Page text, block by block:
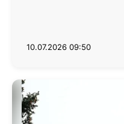
10.07.2026 09:50